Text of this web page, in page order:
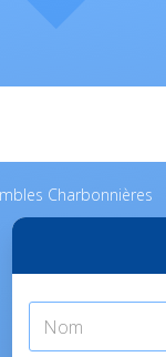
Charbonnières